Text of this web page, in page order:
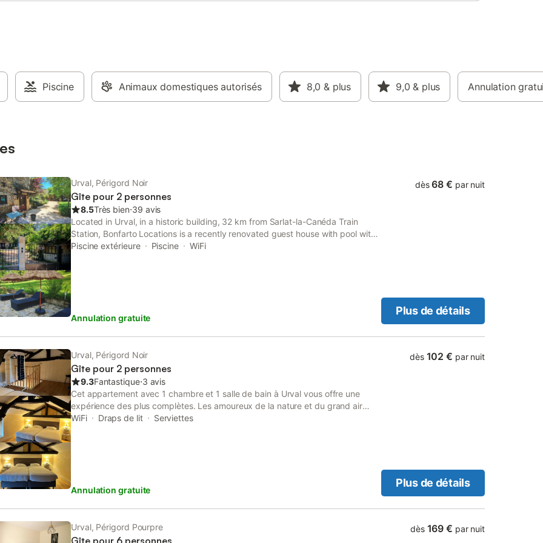
Piscine Animaux domestiques autorisés 8,0 & plus 9,0 & plus Annulation
Urval, Périgord Noir
Gîte pour 2 personnes
8.5Très bien⋅39 avis
Located in Urval, in a historic building, 32 km from Sarlat-la-Canéda Train
Station, Bonfarto Locations is a recently renovated guest house with pool with
a view and garden. This guest house provides free private parking and a
Piscine extérieure Piscine WiFi
Annulation gratuite
dès 68 € par nuit
Plus de détails
Urval, Périgord Noir
Gîte pour 2 personnes
9.3Fantastique⋅3 avis
Cet appartement avec 1 chambre et 1 salle de bain à Urval vous offre une
expérience des plus complètes. Les amoureux de la nature et du grand air
seront ravis de loger à 14 minutes en voiture de Vallée de la Vézère et à 16
Parmi les autres équipements, vous trouverez du papier toilette.
WiFi Draps de lit Serviettes
Annulation gratuite
dès 102 € par nuit
Plus de détails
Urval, Périgord Pourpre
Gîte pour 6 personnes
dès 169 € par nuit